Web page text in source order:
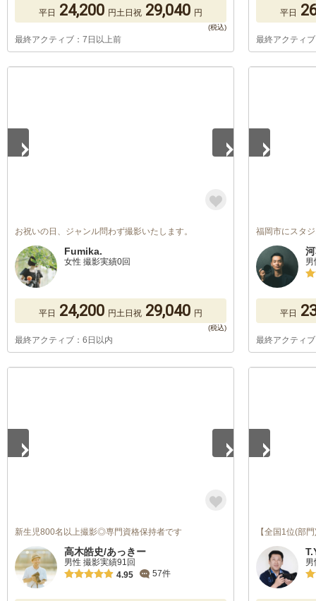
平日 24,200 円土日祝 29,040 円
最終アクティブ：7日以上前
平日
最終アクティ
お祝いの日、ジャンル問わず撮影いたします。
Fumika.
女性 撮影実績0回
平日 24,200 円土日祝 29,040 円
最終アクティブ：6日以内
福岡市にスタ
平日
最終アクティ
新生児800名以上撮影◎専門資格保持者です
高木皓史/あっきー
男性 撮影実績91回
4.95
57件
【全国1位(部
男